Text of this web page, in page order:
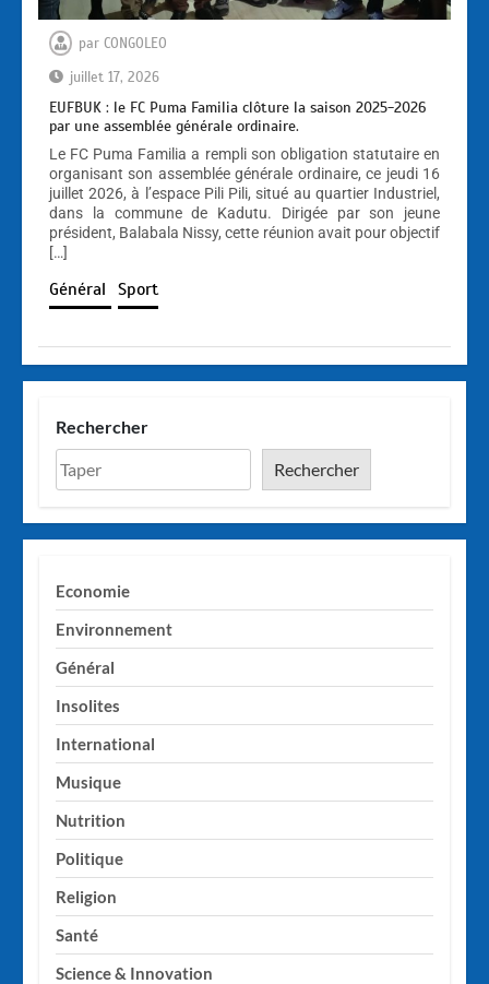
par CONGOLEO
juillet 17, 2026
EUFBUK : le FC Puma Familia clôture la saison 2025-2026
par une assemblée générale ordinaire.
Le FC Puma Familia a rempli son obligation statutaire en
organisant son assemblée générale ordinaire, ce jeudi 16
juillet 2026, à l’espace Pili Pili, situé au quartier Industriel,
dans la commune de Kadutu. Dirigée par son jeune
président, Balabala Nissy, cette réunion avait pour objectif
[…]
Général Sport
Rechercher
Rechercher
Economie
Environnement
Général
Insolites
International
Musique
Nutrition
Politique
Religion
Santé
Science & Innovation